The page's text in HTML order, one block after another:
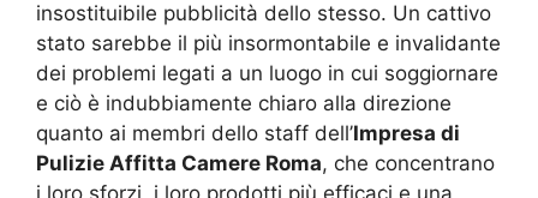
insostituibile pubblicità dello stesso. Un cattivo
stato sarebbe il più insormontabile e invalidante
dei problemi legati a un luogo in cui soggiornare
e ciò è indubbiamente chiaro alla direzione
quanto ai membri dello staff dell’Impresa di
Pulizie Affitta Camere Roma, che concentrano